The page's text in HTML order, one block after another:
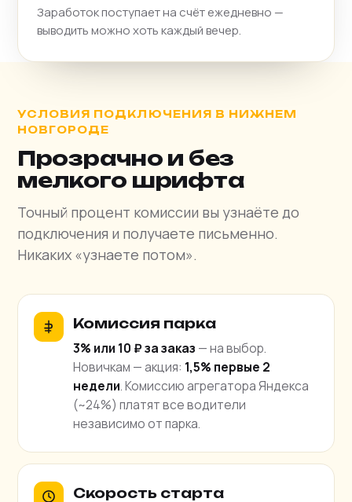
Заработок поступает на счёт ежедневно —
выводить можно хоть каждый вечер.
УСЛОВИЯ ПОДКЛЮЧЕНИЯ В НИЖНЕМ
НОВГОРОДЕ
Прозрачно и без
мелкого шрифта
Точный процент комиссии вы узнаёте до
подключения и получаете письменно.
Никаких «узнаете потом».
Комиссия парка
3% или 10 ₽ за заказ — на выбор.
Новичкам — акция: 1,5% первые 2
недели. Комиссию агрегатора Яндекса
(~24%) платят все водители
независимо от парка.
Скорость старта